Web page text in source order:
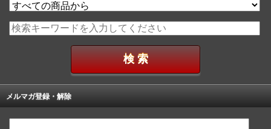
メルマガ登録・解除